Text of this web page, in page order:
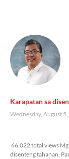
Karapatan sa
Wednesday, August
66,022 total views
disenteng tahanan.